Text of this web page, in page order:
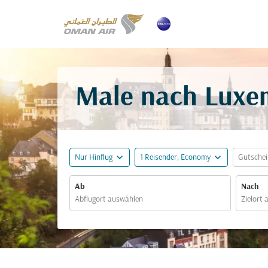
Male nach
Nur Hinflug expand_more 1 Reisender, Economy expand_more
Ab Nach